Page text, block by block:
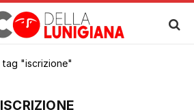
"iscrizione"
ISCRIZIONE